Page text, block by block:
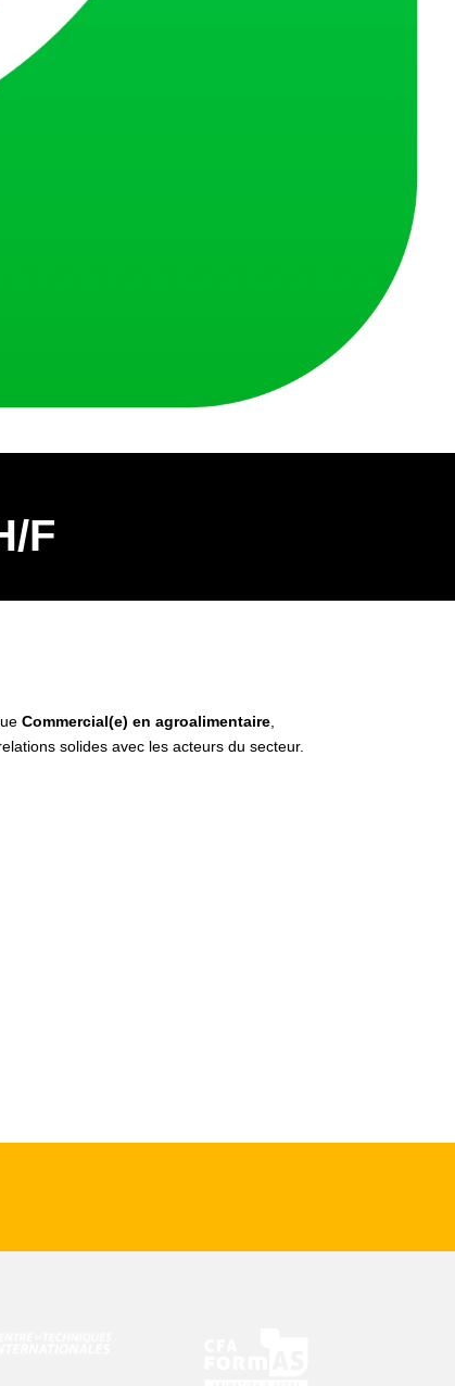
F
Commercial(e) en agroalimentaire
solides avec les acteurs du secteur.